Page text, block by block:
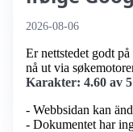
2026-08-06
Er nettstedet godt
nå ut via
Karakter: 4.60 av 5
- Webbsidan kan
- Dokumentet har